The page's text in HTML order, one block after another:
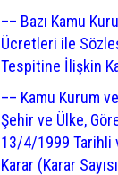
–– Bazı Kamu
Ücretleri ile
Tespitine İlişkin
–– Kamu Kurum
Şehir ve Ülke,
13/4/1999 Tarihli
Karar (Karar